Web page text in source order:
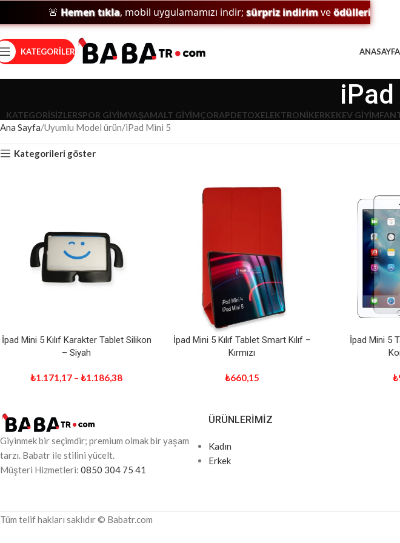
Hemen tıkla, mobil uygulamamızı indir;sürpriz indirimveödüllerikaçırma!
KATEGORILER ANASAYFA
KATEGORISIZLERSPOR GIYIMYAŞAMALT GIYIMÇORAPDETOXELEKTRONIKERKEKEV GIYIM
Ana Sayfa Uyumlu Model ürün iPad Mini 5
Kategorileri göster
İpad Mini 5 Kılıf Karakter Tablet Silikon
– Siyah
₺1.171,17 –₺1.186,38
İpad Mini 5 Kılıf Tablet Smart Kılıf –
Kırmızı
₺660,15
İpad Mini 5
₺
Giyinmek bir seçimdir; premium olmak bir yaşam
tarzı. Babatr ile stilini yücelt.
Müşteri Hizmetleri: 0850 304 75 41
ÜRÜNLERIMIZ
Kadın
Erkek
Tüm telif hakları saklıdır © Babatr.com